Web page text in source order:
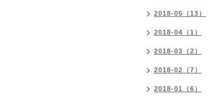
2018-05（13）
2018-04（1）
2018-03（2）
2018-02（7）
2018-01（6）